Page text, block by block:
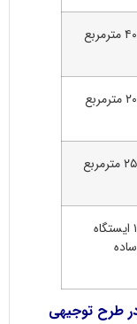
ایستگاه
طرح توجیهی